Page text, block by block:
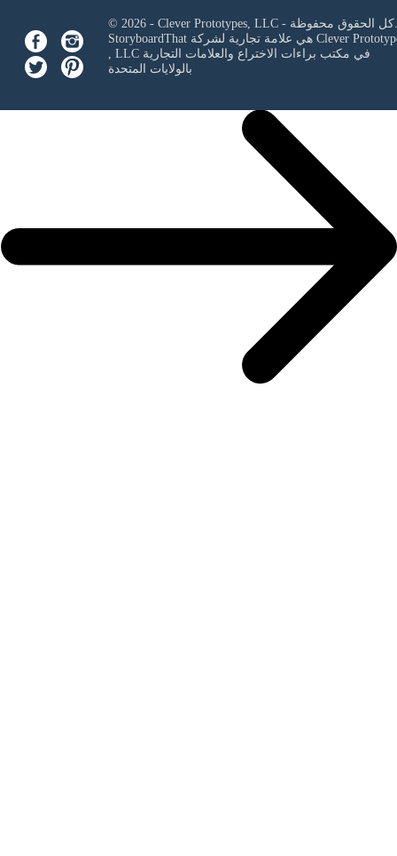
© 2026 - Clever Prototypes, LLC - كل الحقوق محفوظة.
StoryboardThat هي علامة تجارية لشركة Clever
, LLCفي مكتب براءات الاختراع والعلامات التجارية
بالولايات المتحدة